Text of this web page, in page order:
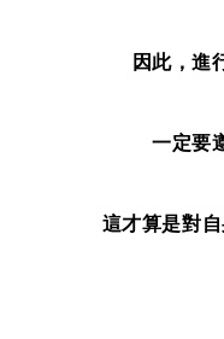
因此，進
一定要
這才算是對